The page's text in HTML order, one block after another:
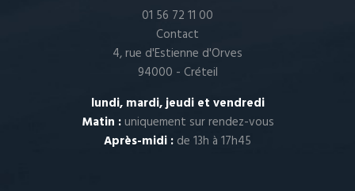
01 56 72 11 00
Contact
4, rue d'Estienne d'Orves
94000 - Créteil
lundi, mardi, jeudi et vendredi
Matin :uniquement surrendez-vous
Après-midi : de 13h à 17h45